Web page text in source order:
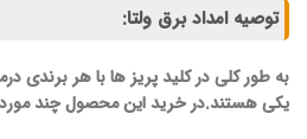
توصیه امداد برق ولتا:
به طور کلی در کلید پریز ها با هر برندی
یکی هستند.در خرید این محصول چند